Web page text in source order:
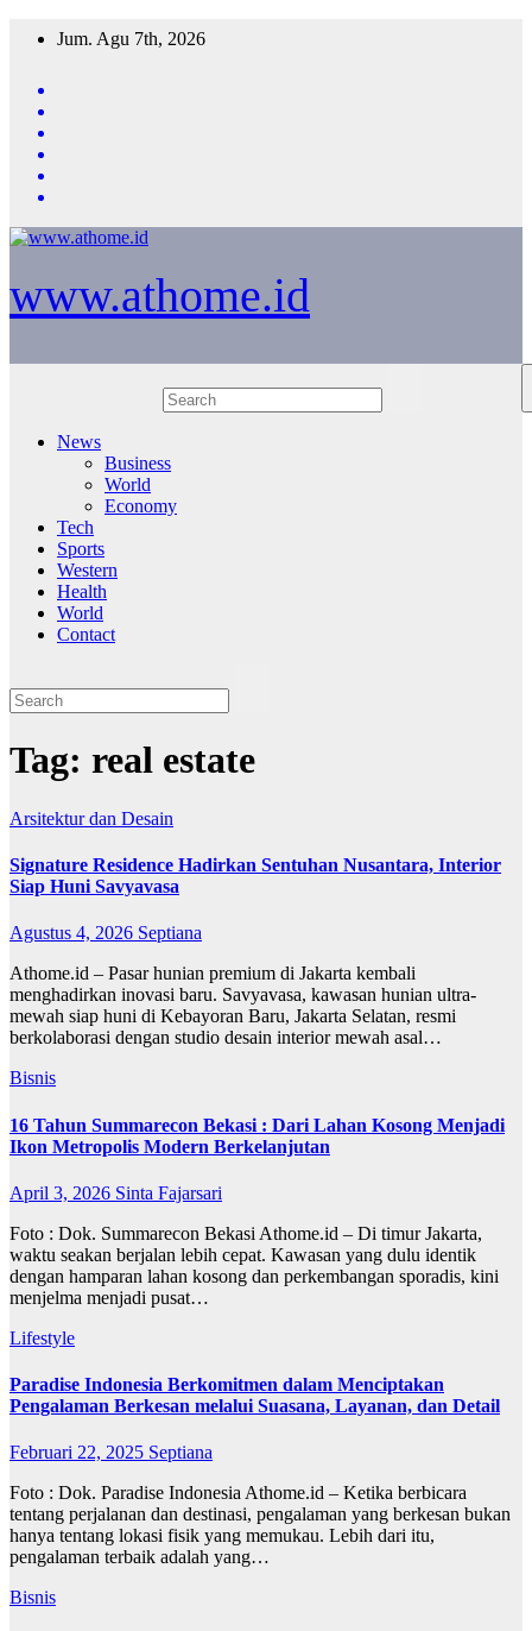
Jum. Agu 7th, 2026
www.athome.id
News
Business
World
Economy
Tech
Sports
Western
Health
World
Contact
Tag: real estate
Arsitektur dan Desain
Signature Residence Hadirkan Sentuhan Nusantara, Interior
Siap Huni Savyavasa
Agustus 4, 2026 Septiana
Athome.id – Pasar hunian premium di Jakarta kembali
menghadirkan inovasi baru. Savyavasa, kawasan hunian ultra-
mewah siap huni di Kebayoran Baru, Jakarta Selatan, resmi
berkolaborasi dengan studio desain interior mewah asal…
Bisnis
16 Tahun Summarecon Bekasi : Dari Lahan Kosong Menjadi
Ikon Metropolis Modern Berkelanjutan
April 3, 2026 Sinta Fajarsari
Foto : Dok. Summarecon Bekasi Athome.id – Di timur Jakarta,
waktu seakan berjalan lebih cepat. Kawasan yang dulu identik
dengan hamparan lahan kosong dan perkembangan sporadis, kini
menjelma menjadi pusat…
Lifestyle
Paradise Indonesia Berkomitmen dalam Menciptakan
Pengalaman Berkesan melalui Suasana, Layanan, dan Detail
Februari 22, 2025 Septiana
Foto : Dok. Paradise Indonesia Athome.id – Ketika berbicara
tentang perjalanan dan destinasi, pengalaman yang berkesan bukan
hanya tentang lokasi fisik yang memukau. Lebih dari itu,
pengalaman terbaik adalah yang…
Bisnis